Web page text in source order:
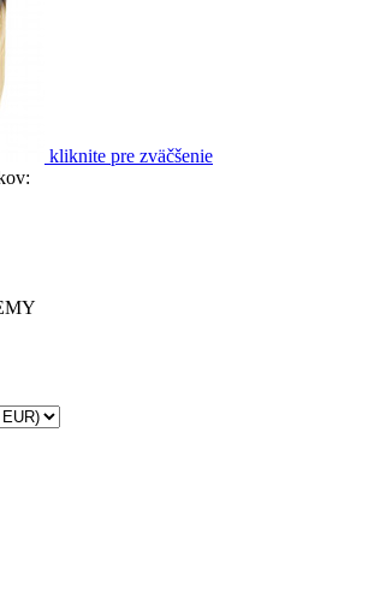
kliknite pre zväčšenie